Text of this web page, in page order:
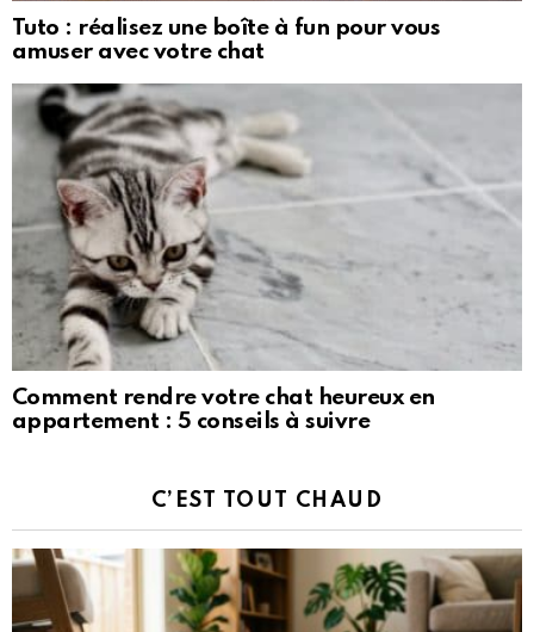
Tuto : réalisez une boîte à fun pour vous
amuser avec votre chat
Comment rendre votre chat heureux en
appartement : 5 conseils à suivre
C’EST TOUT CHAUD